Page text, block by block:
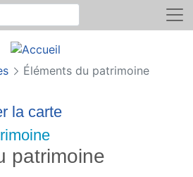
site
Éléments du patrimoine
patrimoine